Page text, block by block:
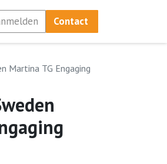
Contact
Martina TG Engaging